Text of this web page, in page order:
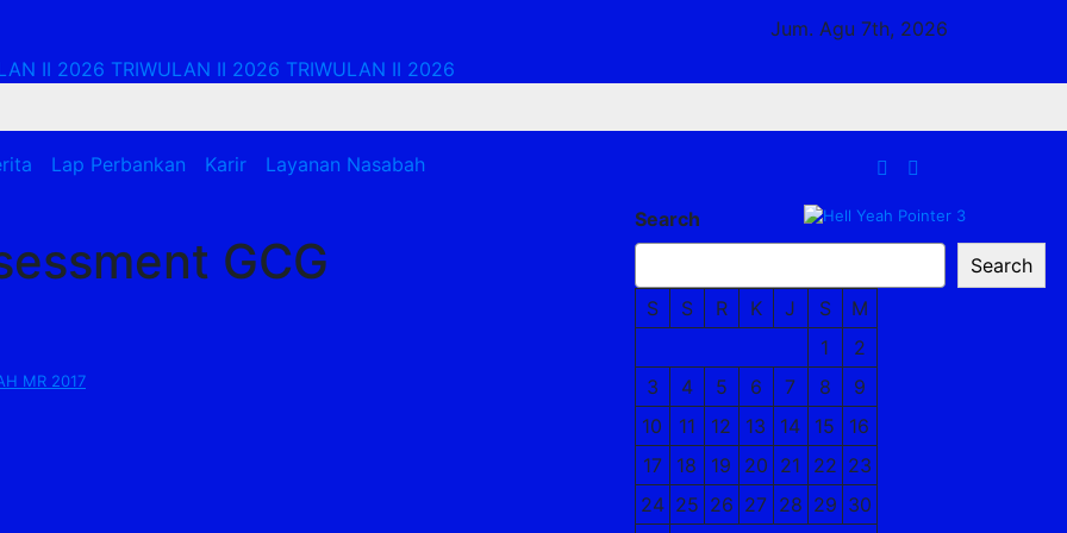
II 2026 TRIWULAN II 2026 TRIWULAN II 2026
Jum. Agu 7th, 2026
Lap Perbankan Karir Layanan Nasabah
GCG
MR 2017
Search
Search
S S R K J S
M
1
2
3
4 5 6 7 8
9
10
11 12 13 14 15
16
17
18 19 20 21 22 23
24 25 26 27 28 29 30